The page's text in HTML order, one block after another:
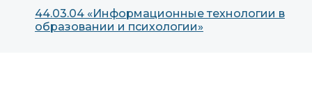
44.03.04 «Информационные технологии в
образовании и психологии»